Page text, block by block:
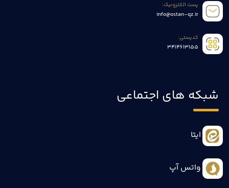
پست الکترونیک:
info@ostan-qz.ir
کدپستی:
3414613155
شبکه های اجتماعی
ایتا
واتس آپ